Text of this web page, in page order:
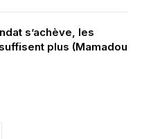
s’achève, les
plus (Mamadou